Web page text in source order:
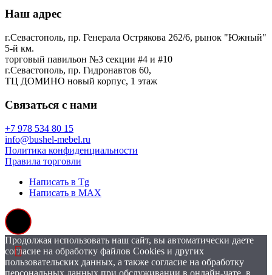
Наш адрес
г.Севастополь, пр. Генерала Острякова 262/6, рынок "Южный"
5-й км.
торговый павильон №3 секции #4 и #10
г.Севастополь, пр. Гидронавтов 60,
ТЦ ДОМИНО новый корпус, 1 этаж
Связаться с нами
+7 978 534 80 15
info@bushel-mebel.ru
Политика конфиденциальности
Правила торговли
Написать в Tg
Написать в MAX
Продолжая использовать наш сайт, вы автоматически даете
согласие на обработку файлов Cookies и других
пользовательских данных, а также согласие на обработку
персональных данных при обслуживании в онлайн-чате, в